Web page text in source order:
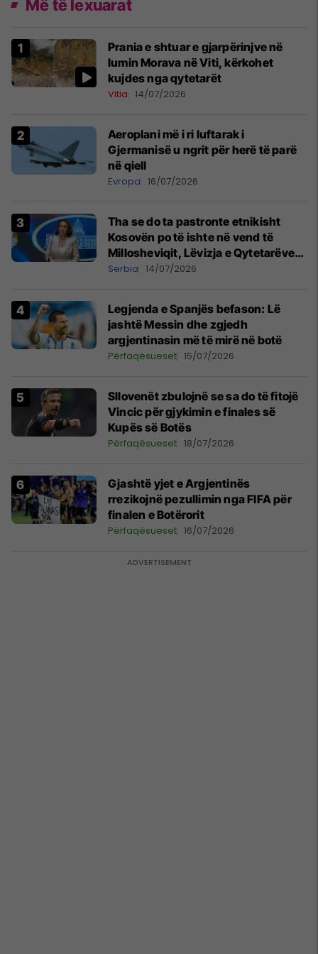
Më të lexuarat
Prania e shtuar e gjarpërinjve në
lumin Morava në Viti, kërkohet
kujdes nga qytetarët
Vitia 14/07/2026
Aeroplani më i ri luftarak i
Gjermanisë u ngrit për herë të parë
në qiell
Evropa 16/07/2026
Tha se do ta pastronte etnikisht
Kosovën po të ishte në vend të
Millosheviqit, Lëvizja e Qytetarëve
të Lirë në Serbi kërkon shkarkimin e
Serbia 14/07/2026
Legjenda e Spanjës befason: Lë
jashtë Messin dhe zgjedh
argjentinasin më të mirë në botë
Përfaqësueset 15/07/2026
Sllovenët zbulojnë se sa do të fitojë
Vincic për gjykimin e finales së
Kupës së Botës
Përfaqësueset 18/07/2026
Gjashtë yjet e Argjentinës
rrezikojnë pezullimin nga FIFA për
finalen e Botërorit
Përfaqësueset 16/07/2026